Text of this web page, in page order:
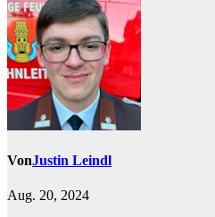
VonJustin Leindl
Aug. 20, 2024